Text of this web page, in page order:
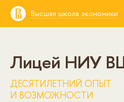
Высшая школа экономики
Лицей НИУ
ДЕСЯТИЛЕТНИЙ ОПЫТ
И ВОЗМОЖНОСТИ